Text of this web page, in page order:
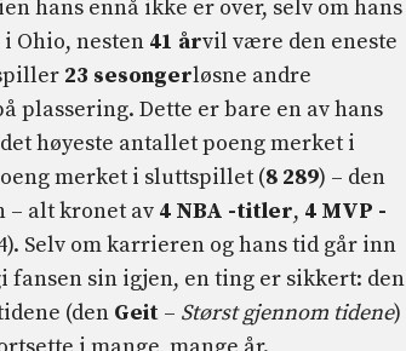
hans ennå ikke er over, selv om hans
Ohio, nesten 41 årvil være den eneste
23 sesongerløsne andre
plassering. Dette er bare en av hans
høyeste antallet poeng merket i
merket i sluttspillet (8 289) – den
– alt kronet av 4 NBA -titler, 4 MVP -
Selv om karrieren og hans tid går inn
fansen sin igjen, en ting er sikkert: den
(den Geit – Størst gjennom tidene)